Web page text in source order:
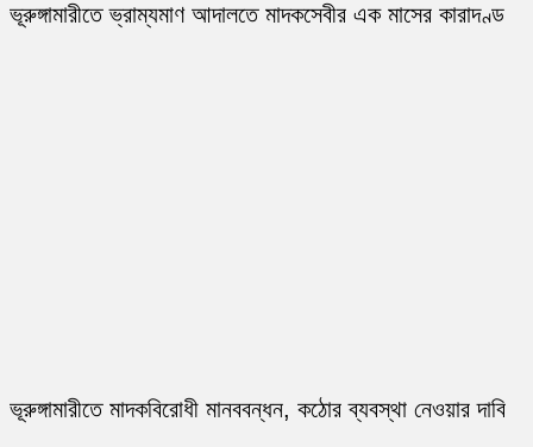
ভূরুঙ্গামারীতে ভ্রাম্যমাণ আদালতে মাদকসেবীর এক মাসের কারাদণ্ড
ভূরুঙ্গামারীতে মাদকবিরোধী মানববন্ধন, কঠোর ব্যবস্থা নেওয়ার দাবি